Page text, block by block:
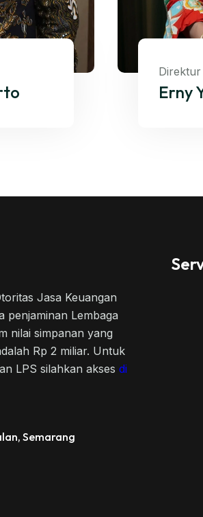
Erny
Jasa Keuangan
penjaminan Lembaga
nilai simpanan yang
Rp 2 miliar. Untuk
LPS silahkan akses di
Semarang